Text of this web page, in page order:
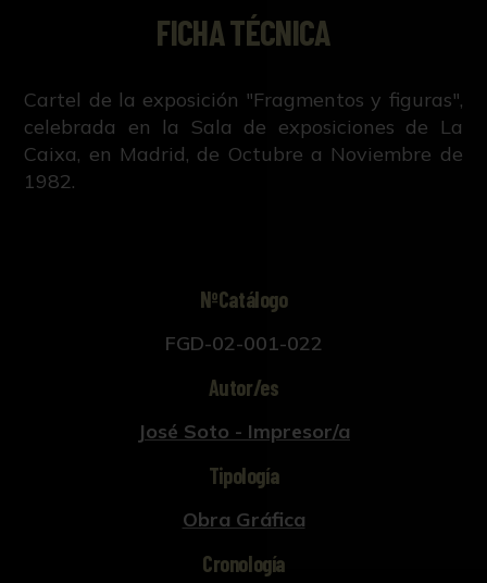
FICHA TÉCNICA
Cartel de la exposición "Fragmentos y figuras",
celebrada en la Sala de exposiciones de La
Caixa, en Madrid, de Octubre a Noviembre de
1982.
NºCatálogo
FGD-02-001-022
Autor/es
José Soto - Impresor/a
Tipología
Obra Gráfica
Cronología